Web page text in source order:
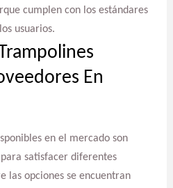
cumplen con los estándares
usuarios.
En
en el mercado son
satisfacer diferentes
las opciones se encuentran